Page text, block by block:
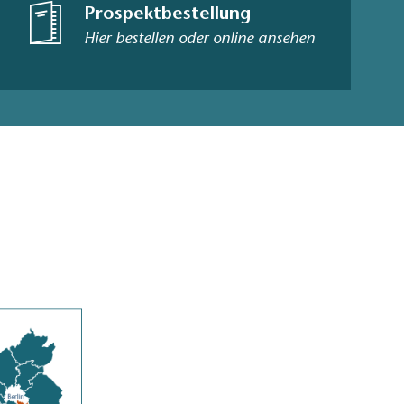
Prospektbestellung
Hier bestellen oder online ansehen